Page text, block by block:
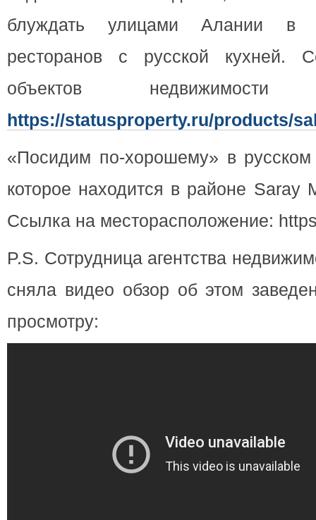
блуждать улицами Алании в
ресторанов с русской кухней.
объектов
https://statusproperty.ru/products/
«Посидим по-хорошему» в
которое находится в районе Saray
Ссылка на месторасположение:
P.S. Сотрудница агентства
сняла видео обзор об этом
просмотру: